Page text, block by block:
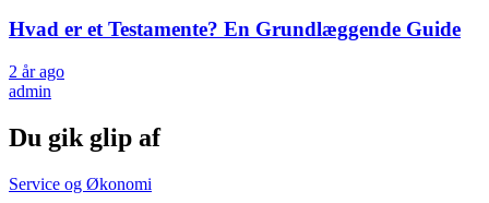
Hvad er et Testamente? En Grundlæggende Guide
2 år ago
admin
Du gik glip af
Service og Økonomi